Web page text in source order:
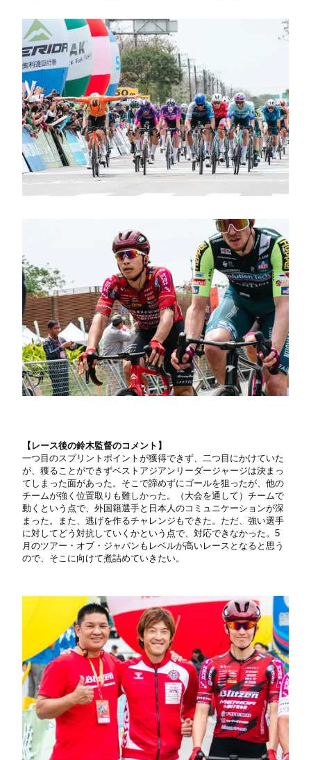
【レース後の鈴木監督のコメント】
一つ目のスプリントポイントが獲得できず、二つ目にかけていた
が、獲ることができずベストアジアンリーダージャージは決まっ
てしまった面があった。そこで諦めずにゴールを狙ったが、他の
チームが強く位置取りも難しかった。（大会を通して）チームで
動くという点で、外国籍選手と日本人のコミュニケーションが深
まった。また、逃げを作るチャレンジもできた。ただ、強い選手
に対してどう対抗していくかという点で、対応できなかった。5
月のツアー・オブ・ジャパンもレベルが高いレースとなると思う
ので、そこに向けて煮詰めていきたい。